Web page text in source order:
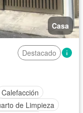
Casa
Destacado
Calefacción
de Limpieza